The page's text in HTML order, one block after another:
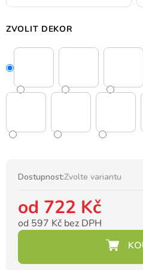
ZVOLIT DEKOR
Dostupnost:Zvolte variantu
od 722 Kč
od 597 Kč bez DPH
Měrná cena: